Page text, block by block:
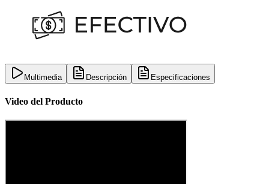
Multimedia Descripción Especificaciones
Video del Producto